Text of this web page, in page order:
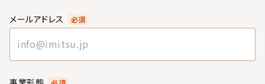
メールアドレス 必須